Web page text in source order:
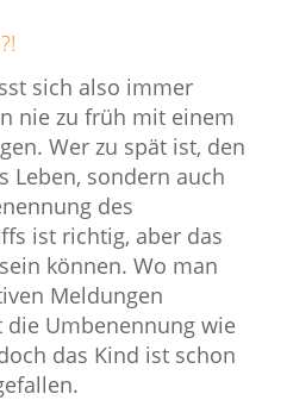
sich also immer
nie zu früh mit einem
Wer zu spät ist, den
Leben, sondern auch
des
ist richtig, aber das
können. Wo man
Meldungen
Umbenennung wie
das Kind ist schon